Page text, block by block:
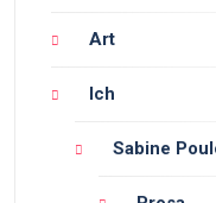
Art
Ich
Sabine